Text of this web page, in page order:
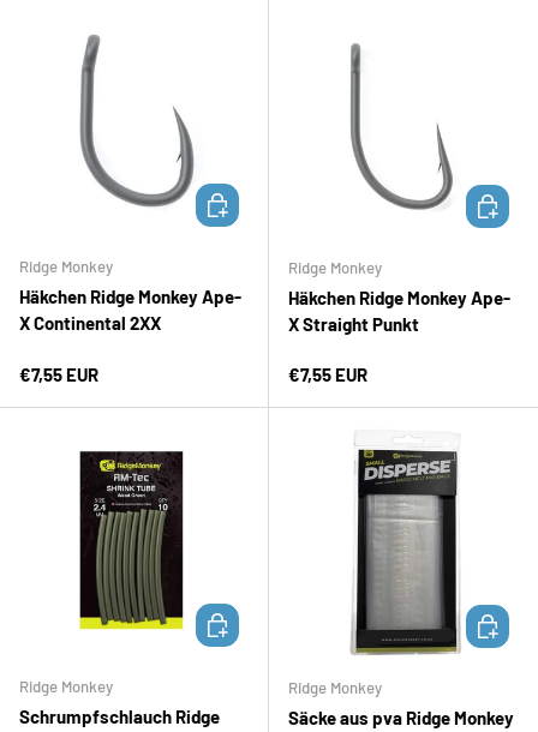
Ridge Monkey
Häkchen Ridge Monkey Ape-
X Continental 2XX
Normaler Preis
€7,55 EUR
OPTIONEN AUSWÄHLEN
Ridge Monkey
Häkchen Ridge Monkey Ape-
X Straight Punkt
Normaler Preis
€7,55 EUR
Ridge Monkey
Schrumpfschlauch Ridge
IN DEN WARENKORB
Ridge Monkey
Säcke aus pva Ridge Monkey
IN DEN